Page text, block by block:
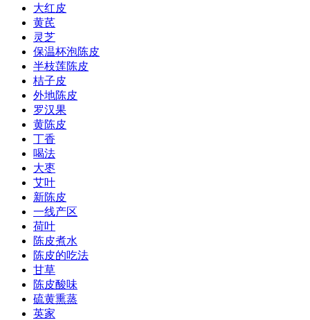
大红皮
黄芪
灵芝
保温杯泡陈皮
半枝莲陈皮
桔子皮
外地陈皮
罗汉果
黄陈皮
丁香
喝法
大枣
艾叶
新陈皮
一线产区
荷叶
陈皮煮水
陈皮的吃法
甘草
陈皮酸味
硫黄熏蒸
英家